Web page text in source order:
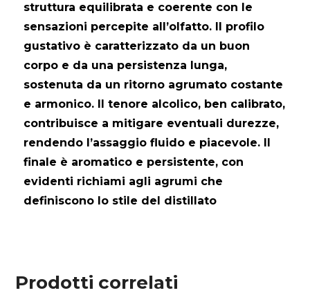
struttura equilibrata e coerente con le
sensazioni percepite all’olfatto. Il profilo
gustativo è caratterizzato da un buon
corpo e da una persistenza lunga,
sostenuta da un ritorno agrumato costante
e armonico. Il tenore alcolico, ben calibrato,
contribuisce a mitigare eventuali durezze,
rendendo l’assaggio fluido e piacevole. Il
finale è aromatico e persistente, con
evidenti richiami agli agrumi che
definiscono lo stile del distillato
Prodotti correlati